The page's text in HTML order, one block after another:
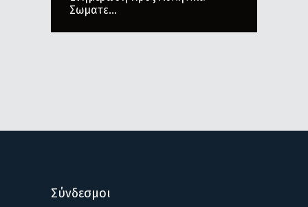
Σωματε...
Σύνδεσμοι